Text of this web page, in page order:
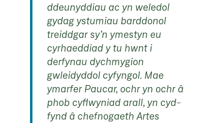
ddeunyddiau ac yn weledol
gydag ystumiau barddonol
treiddgar sy’n ymestyn eu
cyrhaeddiad y tu hwnt i
derfynau dychmygion
gwleidyddol cyfyngol. Mae
ymarfer Paucar, ochr yn ochr â
phob cyflwyniad arall, yn cyd-
fynd â chefnogaeth Artes